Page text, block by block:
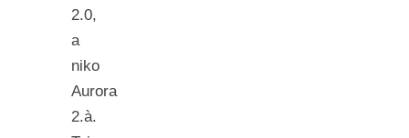
2.0,
a
niko
Aurora
2.à.